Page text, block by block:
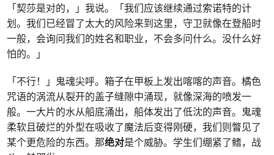
「契莎是对的，」我说。「我们应该继续通过索诺特的计
划。我们已经冒了太大的风险来到这里，守卫就像在登船时
一般，会询问我们的姓名和职业，不会多问什么。没什么好
怕的。」
「不行！」鬼魂尖呼。箱子在甲板上发出喀喀的声音。橘色
咒语的涡流从裂开的盖子缝隙中涌现，就像深海的喷发一
般。一大片的水从船底涌出，船体发出了低沈的声音。鬼魂
柔软且破烂的外型在吸收了魔法后变得刚硬，我们则瞥见了
某个更危险的东西。那绝对是个威胁。学生们绷紧了鳍，战